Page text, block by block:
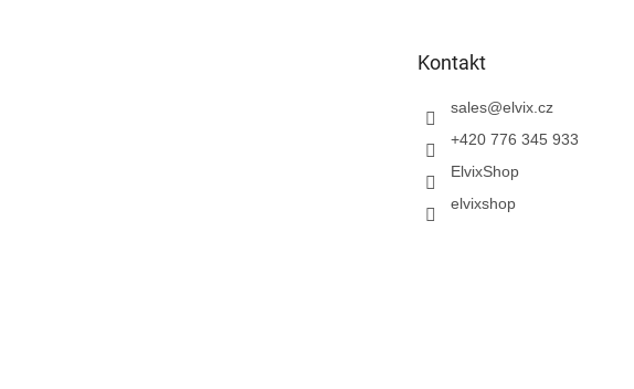
Kontakt
sales@elvix.cz
+420 776 345 933
ElvixShop
elvixshop